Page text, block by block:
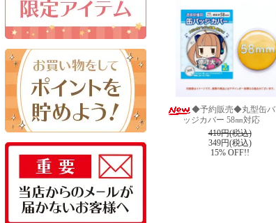
◆予約販売◆丸型缶バ
ッジカバー 58㎜対応
410円(税込)
349円(税込)
15% OFF!!